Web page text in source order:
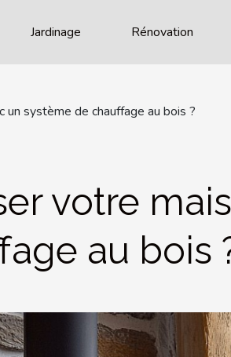
Jardinage Rénovation
système de chauffage au bois ?
votre
au bois